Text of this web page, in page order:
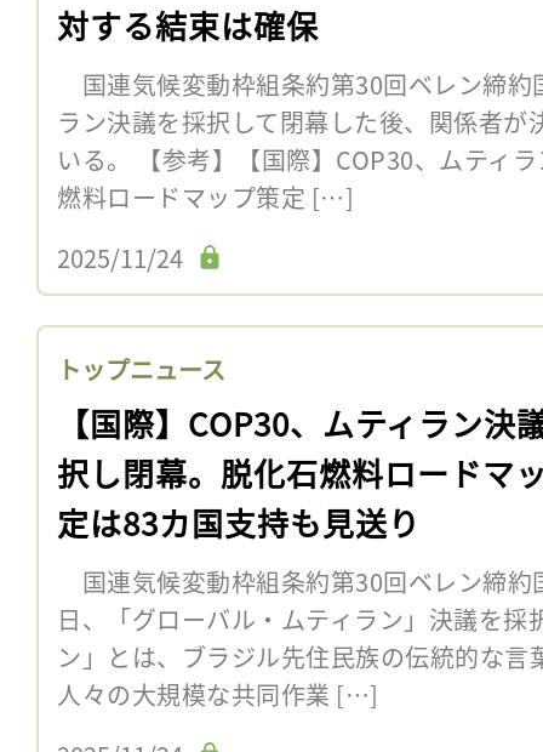
対する結束は確保
国連気候変動枠組条約第30回ベレン締約
ラン決議を採択して閉幕した後、関係者が
いる。 【参考】【国際】COP30、ムティ
燃料ロードマップ策定 […]
2025/11/24
トップニュース
【国際】COP30、ムティラン決
択し閉幕。脱化石燃料ロードマ
定は83カ国支持も見送り
国連気候変動枠組条約第30回ベレン締約
日、「グローバル・ムティラン」決議を採
ン」とは、ブラジル先住民族の伝統的な
人々の大規模な共同作業 […]